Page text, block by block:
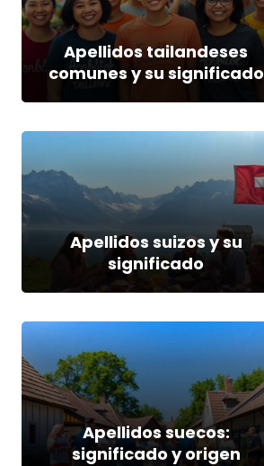
Apellidos tailandeses
comunes y su significado
Apellidos suizos y su
significado
Apellidos suecos:
significado y origen